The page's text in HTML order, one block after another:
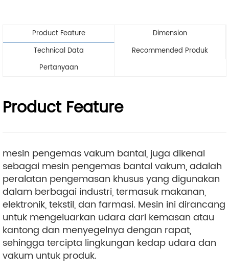
Product Feature
Dimension
Technical Data
Recommended Produk
Pertanyaan
Product Feature
mesin pengemas vakum bantal, juga dikenal
sebagai mesin pengemas bantal vakum, adalah
peralatan pengemasan khusus yang digunakan
dalam berbagai industri, termasuk makanan,
elektronik, tekstil, dan farmasi. Mesin ini dirancang
untuk mengeluarkan udara dari kemasan atau
kantong dan menyegelnya dengan rapat,
sehingga tercipta lingkungan kedap udara dan
vakum untuk produk.